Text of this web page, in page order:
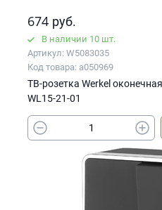
674 руб.
В наличии 10 шт.
Артикул: W5083035
Код товара: a050969
ТВ-розетка Werkel
WL15-21-01